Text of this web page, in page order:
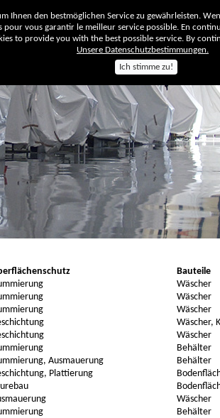
Bauteile
Wäscher
Wäscher
Wäscher
Wäscher,
Wäscher
Behälter
Ausmauerung Behälter
Plattierung
Wäscher
Behälter
Ihnen den bestmöglichen Service zu gewährleisten.
pour vous garantir le meilleur service possible. En
to provide you with the best possible service. By
Unsere Datenschutzbestimmungen.
Ich stimme zu!